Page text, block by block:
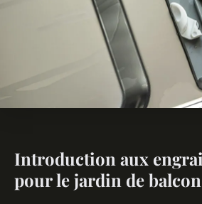
Introduction aux
pour le jardin de balcon